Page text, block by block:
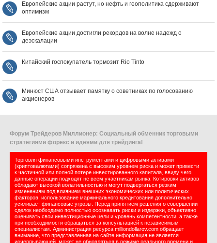
Европейские акции растут, но нефть и геополитика сдерживают
оптимизм
Европейские акции достигли рекордов на волне надежд о
деэскалации
Китайский госпокупатель тормозит Rio Tinto
Минюст США отзывает памятку о советниках по голосованию
акционеров
Форум Трейдеров Миллионер: Социальный обменник торговыми
стратегиями форекс и идеями для трейдинга!
Торговля финансовыми инструментами и цифровыми активами
(криптовалютами) сопряжена с высоким уровнем риска и может привести
к частичной или полной потере инвестированного капитала, ввиду чего
данные операции подходят не всем участникам рынка. Котировки активов
обладают высокой волатильностью и могут подвергаться резким
изменениям под влиянием внешних экономических или политических
факторов; использование маржинального кредитования дополнительно
усиливает финансовые угрозы. Перед принятием решения о совершении
сделок необходимо полностью осознавать риски и издержки, объективно
оценивать свои инвестиционные цели и уровень компетентности, а также
при необходимости обращаться за консультацией к независимым
специалистам. Администрация ресурса milliondollarov.com обращает
внимание, что представленная на сайте информация не является
исчерпывающей, может не обновляться в режиме реального времени и